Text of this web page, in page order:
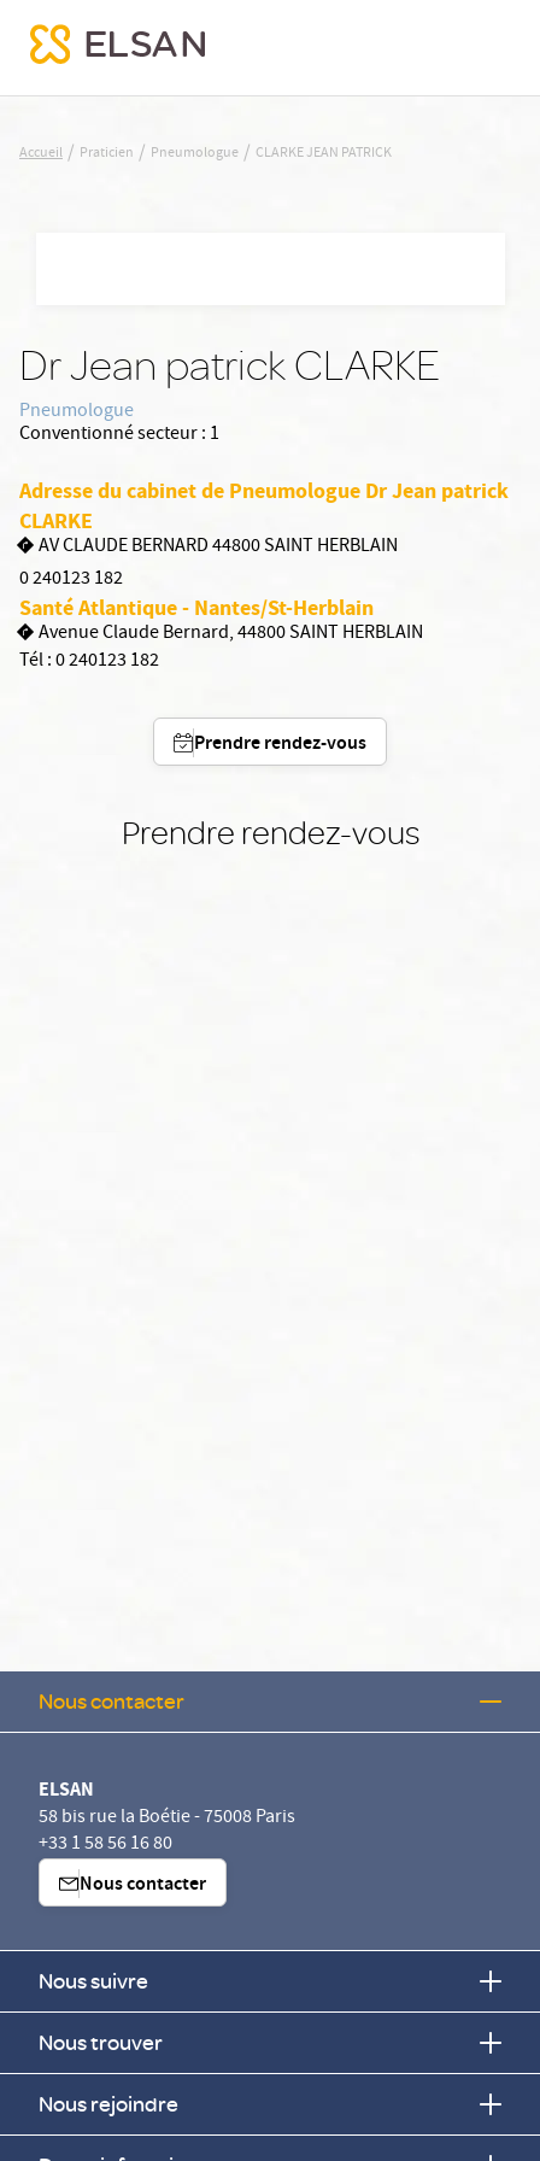
CLARKE JEAN PATRICK
Accueil / Praticien / Pneumologue / CLARKE JEAN PATRICK
Dr Jean patrick CLARKE
Pneumologue
Conventionné secteur : 1
Adresse du cabinet de Pneumologue Dr Jean patrick
CLARKE
AV CLAUDE BERNARD 44800 SAINT HERBLAIN
0 240123 182
Santé Atlantique - Nantes/St-Herblain
Avenue Claude Bernard, 44800 SAINT HERBLAIN
Tél :0 240123 182
Prendre rendez-vous
Prendre rendez-vous
Nous contacter
ELSAN
58 bis rue la Boétie - 75008 Paris
+33 1 58 56 16 80
Nous contacter
Nous suivre
Nous trouver
Nous rejoindre